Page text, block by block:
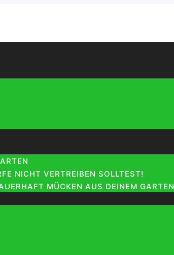
NICHT VERTREIBEN SOLLTEST!
MÜCKEN AUS DEINEM GARTEN